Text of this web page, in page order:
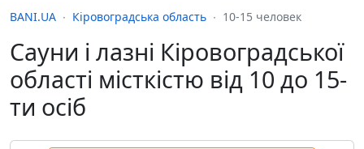
BANI.UA Кіровоградська область 10-15 человек
Сауни і лазні Кіровоградської
області місткістю від 10 до 15-
ти осіб